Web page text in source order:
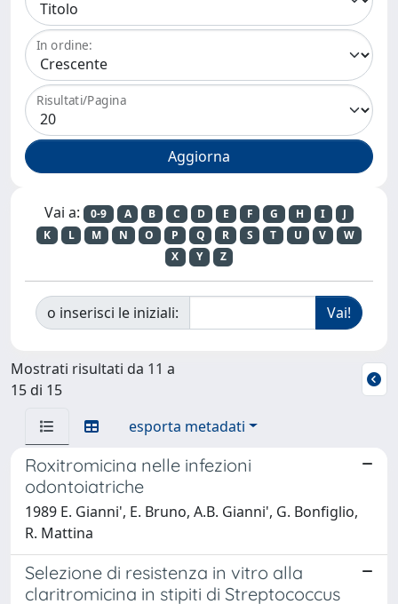
In ordine:
Risultati/Pagina
Vai a: 0-9 A B C D E F G H I
J
K
L M N O P Q R S T U V
W
X
Y Z
o inserisci le iniziali:
Mostrati risultati da 11 a
15 di 15
esporta metadati
Roxitromicina nelle infezioni
odontoiatriche
1989 E. Gianni', E. Bruno, A.B. Gianni', G. Bonfiglio,
R. Mattina
Selezione di resistenza in vitro alla
claritromicina in stipiti di Streptococcus